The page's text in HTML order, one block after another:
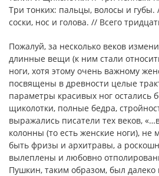
Три тонких: пальцы, волосы и губы.
соски, нос и голова. // Всего
Пожалуй, за несколько веков
длинные вещи (к ним стали
ноги, хотя этому очень важному
посвящены в древности целые
параметры красивых ног остались
щиколотки, полные бедра,
выражались писатели тех веков,
колонны (то есть женские ноги),
быть фризы и архитравы, а
вылеплены и любовно
Пушкин, таким образом, был далеко